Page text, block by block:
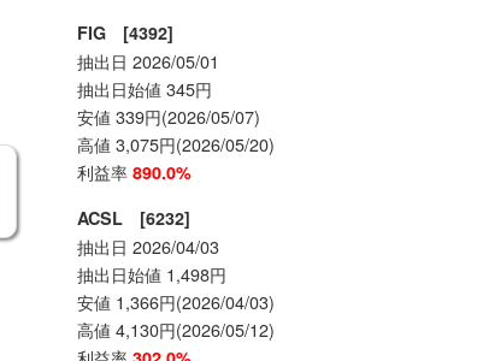
FIG [4392]
抽出日 2026/05/01
抽出日始値 345円
安値 339円(2026/05/07)
高値 3,075円(2026/05/20)
利益率 890.0%
ACSL [6232]
抽出日 2026/04/03
抽出日始値 1,498円
安値 1,366円(2026/04/03)
高値 4,130円(2026/05/12)